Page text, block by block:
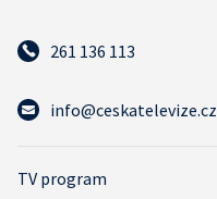
261 136 113
info@ceskatelevize.cz
TV program